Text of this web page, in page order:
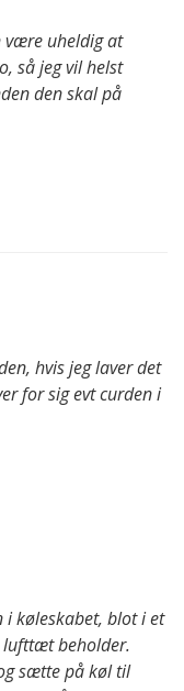
være uheldig at
så jeg vil helst
den skal på
hvis jeg laver det
for sig evt curden i
i køleskabet, blot i et
lufttæt beholder.
sætte på køl til